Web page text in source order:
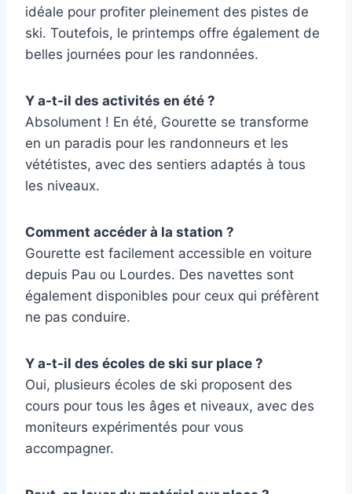
idéale pour profiter pleinement des pistes de
ski. Toutefois, le printemps offre également de
belles journées pour les randonnées.
Y a-t-il des activités en été ?
Absolument ! En été, Gourette se transforme
en un paradis pour les randonneurs et les
vététistes, avec des sentiers adaptés à tous
les niveaux.
Comment accéder à la station ?
Gourette est facilement accessible en voiture
depuis Pau ou Lourdes. Des navettes sont
également disponibles pour ceux qui préfèrent
ne pas conduire.
Y a-t-il des écoles de ski sur place ?
Oui, plusieurs écoles de ski proposent des
cours pour tous les âges et niveaux, avec des
moniteurs expérimentés pour vous
accompagner.